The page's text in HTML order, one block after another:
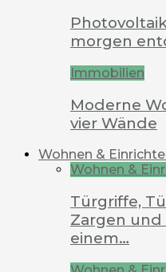
morgen
Immobilien
Moderne
vier Wände
Wohnen &
Wohnen &
Türgriffe,
Zargen
einem…